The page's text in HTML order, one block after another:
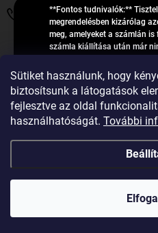
Sütiket használunk, hogy
biztosítsunk a látogatások
fejlesztve az oldal
használhatóságát. További
**Fontos tudnivalók:**
megrendelésben kizárólag
meg, amelyeket a számlán
számla kiállítása után már
feldolgozása” státusz alatt
**2023-ban, 2024-ben vagy
gumiabroncsokat árusítunk
számáról nem adunk
feldolgozás alatt álló
vagy feldolgozásáról való
válaszolunk a
+36705429902
R
U
K
E
R
GumiOK.hu